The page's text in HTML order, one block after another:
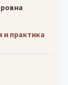
и практика